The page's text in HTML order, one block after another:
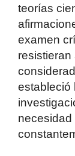
teorías
examen
estableció
necesidad